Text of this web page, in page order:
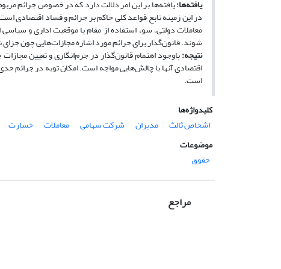
یافته‌ها:یافته‌ها بر این امر دلالت دارد که در خصوص جرائم
در این زمینه تابع قواعد کلی حاکم بر جرائم و فساد اقتصادی
معاملات دولتی، سوء استفاده از مقام یا موقعیت اداری و
شوند. قانون‌گذار برای جرائم مورد اشاره مجازات‌هایی چون
نتیجه:باوجود اهتمام قانون‌گذار در جرم‌انگاری و تعیین
اقتصادی آنها با چالش‌هایی مواجه است. امکان توبه در جرائم
است.
کلیدواژه‌ها
اشخاص ثالث
مدیران شرکت سهامی معاملات
خسارت
موضوعات
حقوق
مراجع